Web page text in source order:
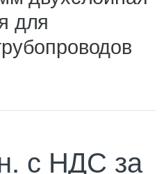
для
с НДС за